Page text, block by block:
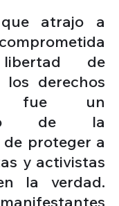
atrajo a
de
los derechos
fue un
de la
proteger a
y activistas
la verdad.